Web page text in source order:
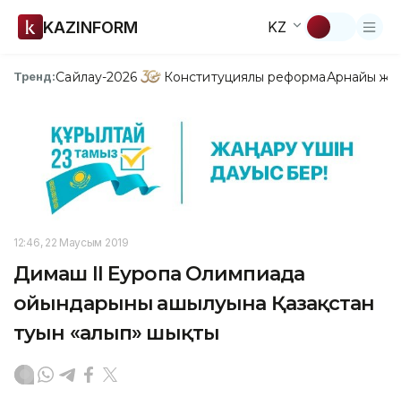
KAZINFORM KZ
Тренд:Сайлау-2026 Конституциялық реформаАрнайы
12:46, 22 Маусым 2019
Димаш ІІ Еуропа Олимпиада
ойындарының ашылуына Қазақстан
туын «алып» шықты